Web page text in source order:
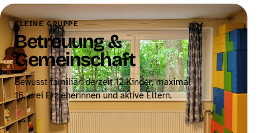
KLEINE GRUPPE
Betreuung &
Gemeinschaft
Bewusst familiär: derzeit 12 Kinder, maximal
16, drei Erzieherinnen und aktive Eltern.
→